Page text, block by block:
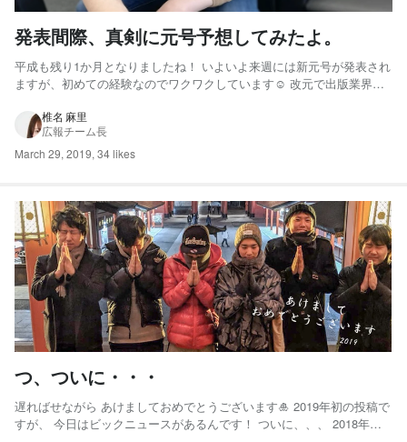
発表間際、真剣に元号予想してみたよ。
平成も残り1か月となりましたね！ いよいよ来週には新元号が発表され
ますが、初めての経験なのでワクワクしています☺ 改元で出版業界や
元年婚需要で追い風になるのかな～と期待！ Twitterでは真剣に元号予
想や＃こんな新元号は嫌だと大喜利みたいなハッシ...
椎名 麻里
広報チーム長
March 29, 2019, 34 likes
つ、ついに・・・
遅ればせながら あけましておめでとうございます🎍 2019年初の投稿で
すが、 今日はビックニュースがあるんです！ ついに、、、 2018年の